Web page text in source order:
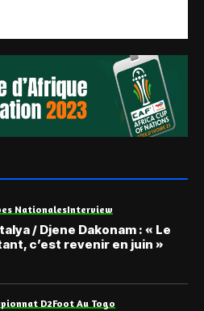
NationalesInterview
/ Djene Dakonam : « Le
c’est revenir en juin »
D2Foot Au Togo